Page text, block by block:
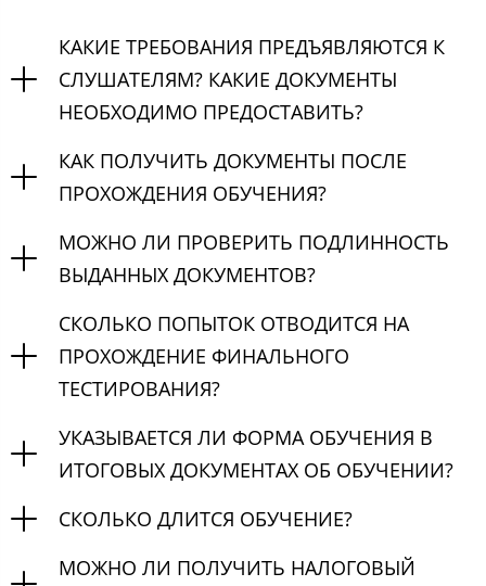
КАКИЕ ТРЕБОВАНИЯ ПРЕДЪЯВЛЯЮТСЯ К
СЛУШАТЕЛЯМ? КАКИЕ ДОКУМЕНТЫ
НЕОБХОДИМО ПРЕДОСТАВИТЬ?
КАК ПОЛУЧИТЬ ДОКУМЕНТЫ ПОСЛЕ
ПРОХОЖДЕНИЯ ОБУЧЕНИЯ?
МОЖНО ЛИ ПРОВЕРИТЬ ПОДЛИННОСТЬ
ВЫДАННЫХ ДОКУМЕНТОВ?
СКОЛЬКО ПОПЫТОК ОТВОДИТСЯ НА
ПРОХОЖДЕНИЕ ФИНАЛЬНОГО
ТЕСТИРОВАНИЯ?
УКАЗЫВАЕТСЯ ЛИ ФОРМА ОБУЧЕНИЯ В
ИТОГОВЫХ ДОКУМЕНТАХ ОБ ОБУЧЕНИИ?
СКОЛЬКО ДЛИТСЯ ОБУЧЕНИЕ?
МОЖНО ЛИ ПОЛУЧИТЬ НАЛОГОВЫЙ